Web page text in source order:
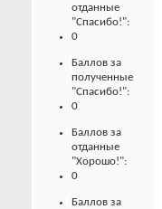
отданные
"Спасибо!":
0
Баллов за
полученные
"Спасибо!":
0
Баллов за
отданные
"Хорошо!":
0
Баллов за